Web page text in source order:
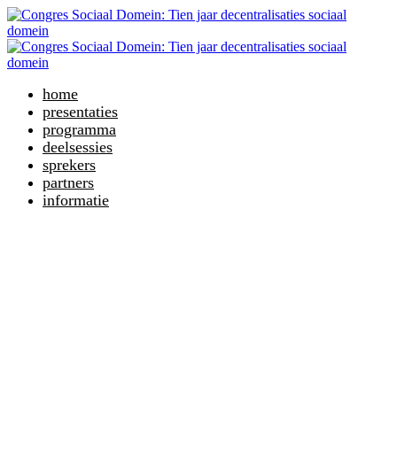
home
presentaties
programma
deelsessies
sprekers
partners
informatie